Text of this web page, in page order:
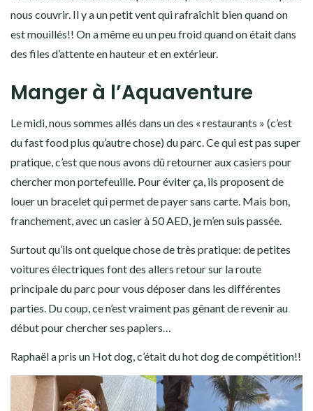
nous couvrir. Il y a un petit vent qui rafraîchit bien quand on
est mouillés!! On a même eu un peu froid quand on était dans
des files d’attente en hauteur et en extérieur.
Manger à l’Aquaventure
Le midi, nous sommes allés dans un des « restaurants » (c’est
du fast food plus qu’autre chose) du parc. Ce qui est pas super
pratique, c’est que nous avons dû retourner aux casiers pour
chercher mon portefeuille. Pour éviter ça, ils proposent de
louer un bracelet qui permet de payer sans carte. Mais bon,
franchement, avec un casier à 50 AED, je m’en suis passée.
Surtout qu’ils ont quelque chose de très pratique: de petites
voitures électriques font des allers retour sur la route
principale du parc pour vous déposer dans les différentes
parties. Du coup, ce n’est vraiment pas gênant de revenir au
début pour chercher ses papiers…
Raphaël a pris un Hot dog, c’était du hot dog de compétition!!